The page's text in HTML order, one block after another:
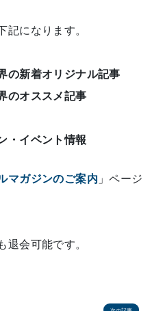
になります。
の新着オリジナル記事
のオススメ記事
・イベント情報
マガジンのご案内 」ページ
会可能です。